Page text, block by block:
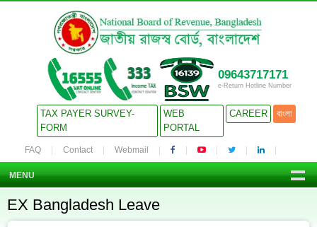
09643717171
e-Return Hotline Number
TAX PAYER SURVEY-
FORM
WEB
PORTAL
CAREER বাংলা
FAQ Contact Webmail
MENU
EX Bangladesh Leave